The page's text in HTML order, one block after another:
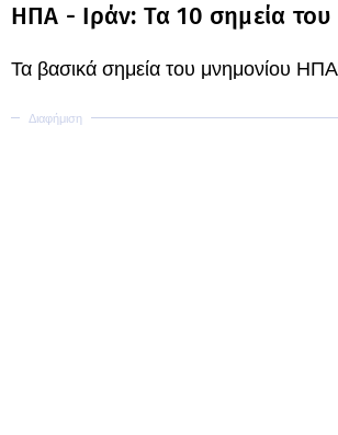
ΗΠΑ - Ιράν: Τα 10 σημεία
Τα βασικά σημεία του μνημονίου